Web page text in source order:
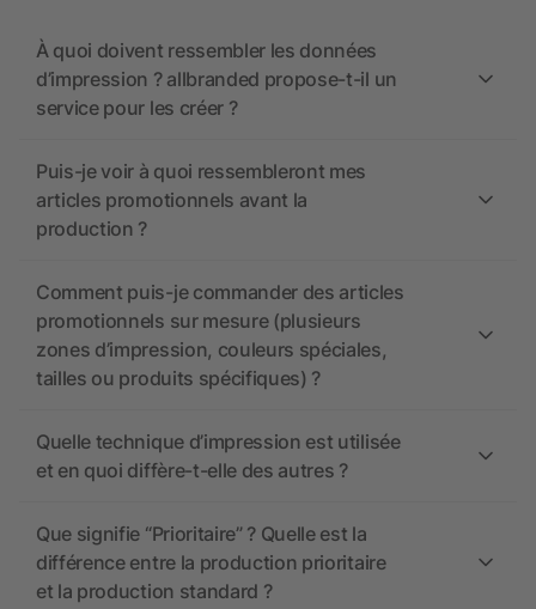
À quoi doivent ressembler les données
d’impression ? allbranded propose-t-il un
service pour les créer ?
Puis-je voir à quoi ressembleront mes
articles promotionnels avant la
production ?
Comment puis-je commander des articles
promotionnels sur mesure (plusieurs
zones d’impression, couleurs spéciales,
tailles ou produits spécifiques) ?
Quelle technique d’impression est utilisée
et en quoi diffère-t-elle des autres ?
Que signifie “Prioritaire” ? Quelle est la
différence entre la production prioritaire
et la production standard ?